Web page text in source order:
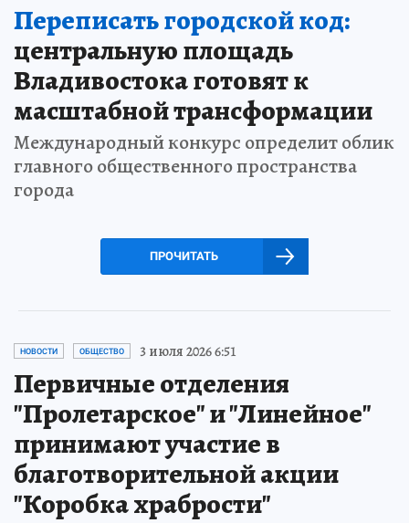
Переписать городской код:
центральную площадь
Владивостока готовят к
масштабной трансформации
Международный конкурс определит облик
главного общественного пространства
города
ПРОЧИТАТЬ
НОВОСТИ ОБЩЕСТВО 3 июля 2026 6:51
Первичные отделения
"Пролетарское" и "Линейное"
принимают участие в
благотворительной акции
"Коробка храбрости"